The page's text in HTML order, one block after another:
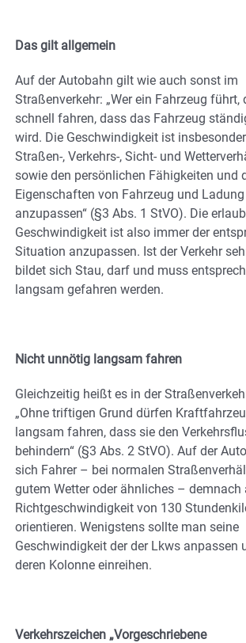
Das gilt allgemein
Auf der Autobahn gilt wie auch sonst im
Straßenverkehr: „Wer ein Fahrzeug führt,
schnell fahren, dass das Fahrzeug
wird. Die Geschwindigkeit ist
Straßen-, Verkehrs-, Sicht- und
sowie den persönlichen Fähigkeiten und
Eigenschaften von Fahrzeug und Ladung
anzupassen“ (§3 Abs. 1 StVO). Die
Geschwindigkeit ist also immer der
Situation anzupassen. Ist der Verkehr
bildet sich Stau, darf und muss
langsam gefahren werden.
Nicht unnötig langsam fahren
Gleichzeitig heißt es in der
„Ohne triftigen Grund dürfen
langsam fahren, dass sie den
behindern“ (§3 Abs. 2 StVO). Auf der
sich Fahrer – bei normalen
gutem Wetter oder ähnliches – demnach
Richtgeschwindigkeit von 130
orientieren. Wenigstens sollte man seine
Geschwindigkeit der der Lkws anpassen
deren Kolonne einreihen.
Verkehrszeichen „Vorgeschriebene